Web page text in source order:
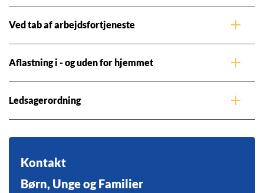
Ved tab af arbejdsfortjeneste
Aflastning i - og uden for hjemmet
Ledsagerordning
Kontakt
Børn, Unge og Familier